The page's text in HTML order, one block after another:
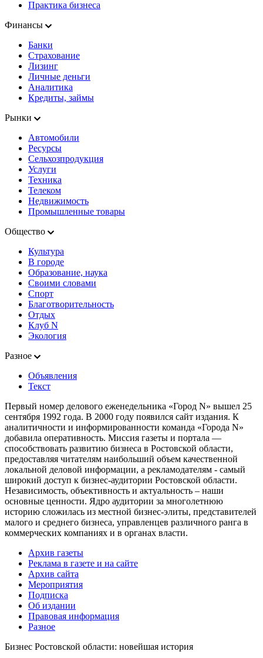
Практика бизнеса
Финансы
Банки
Страхование
Лизинг
Личные деньги
Аналитика
Кредиты, займы
Рынки
Автомобили
Ресурсы
Сельхозпродукция
Услуги
Техника
Телеком
Недвижимость
Промышленные товары
Общество
Культура
В городе
Образование, наука
Своими словами
Спорт
Благотворительность
Отдых
Клуб N
Экология
Разное
Объявления
Текст
Первый номер делового еженедельника «Город N» вышел 25
сентября 1992 года. В 2000 году появился сайт издания. К
аналитичности и информированности команда «Города N»
добавила оперативность. Миссия газеты и портала —
способствовать развитию бизнеса в Ростовской области,
предоставляя читателям наибольший объем качественной
локальной деловой информации, а рекламодателям - самый
широкий доступ к бизнес-аудитории Ростовской области.
Независимость, объективность и актуальность – наши
основные ценности. Ядро аудитории за многолетнюю
историю сложилась из местной бизнес-элиты, представителей
малого и среднего бизнеса, управленцев различного ранга в
коммерческих компаниях и в органах власти.
Архив газеты
Реклама в газете и на сайте
Архив сайта
Мероприятия
Подписка
Об издании
Правовая информация
Разное
Бизнес Ростовской области: новейшая история